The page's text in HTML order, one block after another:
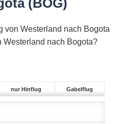
(BOG)
von Westerland nach Bogota
nach Bogota?
nur Hinflug Gabelflug